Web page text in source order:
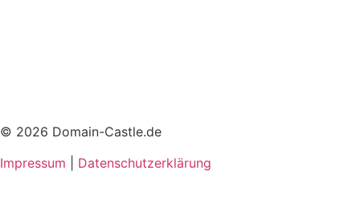
© 2026 Domain-Castle.de
Impressum
Datenschutzerklärung